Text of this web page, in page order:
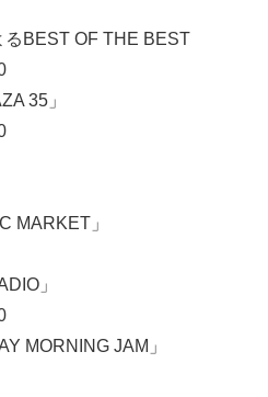
BEST OF THE BEST
35」
MARKET」
」
MORNING JAM」